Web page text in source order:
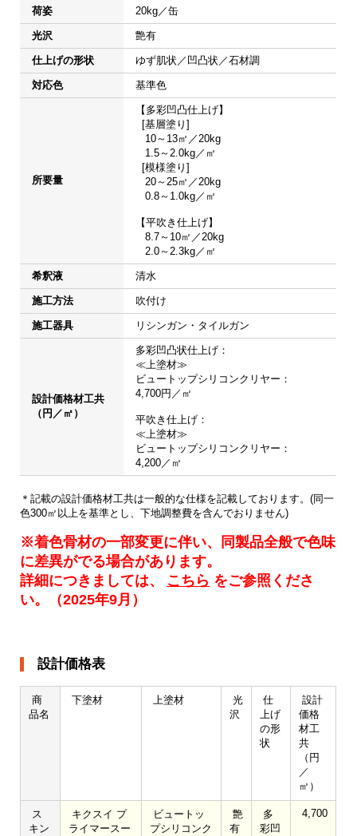
荷姿 20kg／缶
光沢 艶有
仕上げの形状 ゆず肌状／凹凸状／石材調
対応色 基準色
所要量
【多彩凹凸仕上げ】
   20～25㎡／20kg
   0.8～1.0kg／㎡
【平吹き仕上げ】
   8.7～10㎡／20kg
   2.0～2.3kg／㎡
希釈液 清水
施工方法 吹付け
施工器具 リシンガン・タイルガン
設計価格材工共
（円／㎡）
多彩凹凸状仕上げ：
≪上塗材≫
ビュートップシリコンクリヤー：
4,700円／㎡
平吹き仕上げ：
≪上塗材≫
ビュートップシリコンクリヤー：
4,200／㎡
＊記載の設計価格材工共は一般的な仕様を記載しております。(同一
色300㎡以上を基準とし、下地調整費を含んでおりません)
※着色骨材の一部変更に伴い、同製品全般で色味
に差異がでる場合があります。
詳細につきましては、
こちら をご参照くださ
い。（2025年9月）
設計価格表
商
品名
下塗材 上塗材
光
沢
仕
上げ
の形
状
設計
価格
材工
共
（円
／
㎡）
ス
キン
キクスイ プ
ライマースー
ビュートッ
プシリコンク
艶
有
多
彩凹
4,700